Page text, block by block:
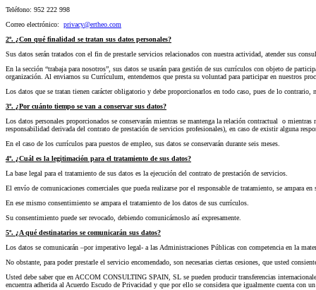
Teléfono: 952 222 998
Correo electrónico: privacy@ertheo.com
2º. ¿Con qué finalidad se tratan sus datos personales?
Sus datos serán tratados con el fin de prestarle servicios relacionados con nuestra actividad, atender sus
En la sección “trabaja para nosotros”, sus datos se usarán para gestión de sus currículos con objeto de
organización. Al enviarnos su Currículum, entendemos que presta su voluntad para participar en nuestros
Los datos que se tratan tienen carácter obligatorio y debe proporcionarlos en todo caso, pues de lo
3º. ¿Por cuánto tiempo se van a conservar sus datos?
Los datos personales proporcionados se conservarán mientras se mantenga la relación contractual o
responsabilidad derivada del contrato de prestación de servicios profesionales), en caso de existir alguna
En el caso de los currículos para puestos de empleo, sus datos se conservarán durante seis meses.
4º. ¿Cuál es la legitimación para el tratamiento de sus datos?
La base legal para el tratamiento de sus datos es la ejecución del contrato de prestación de servicios.
El envío de comunicaciones comerciales que pueda realizarse por el responsable de tratamiento, se
En ese mismo consentimiento se ampara el tratamiento de los datos de sus currículos.
Su consentimiento puede ser revocado, debiendo comunicárnoslo así expresamente.
5º. ¿A qué destinatarios se comunicarán sus datos?
Los datos se comunicarán –por imperativo legal- a las Administraciones Públicas con competencia en la
No obstante, para poder prestarle el servicio encomendado, son necesarias ciertas cesiones, que usted
Usted debe saber que en ACCOM CONSULTING SPAIN, SL se pueden producir transferencias
encuentra adherida al Acuerdo Escudo de Privacidad y que por ello se considera que igualmente cuenta con